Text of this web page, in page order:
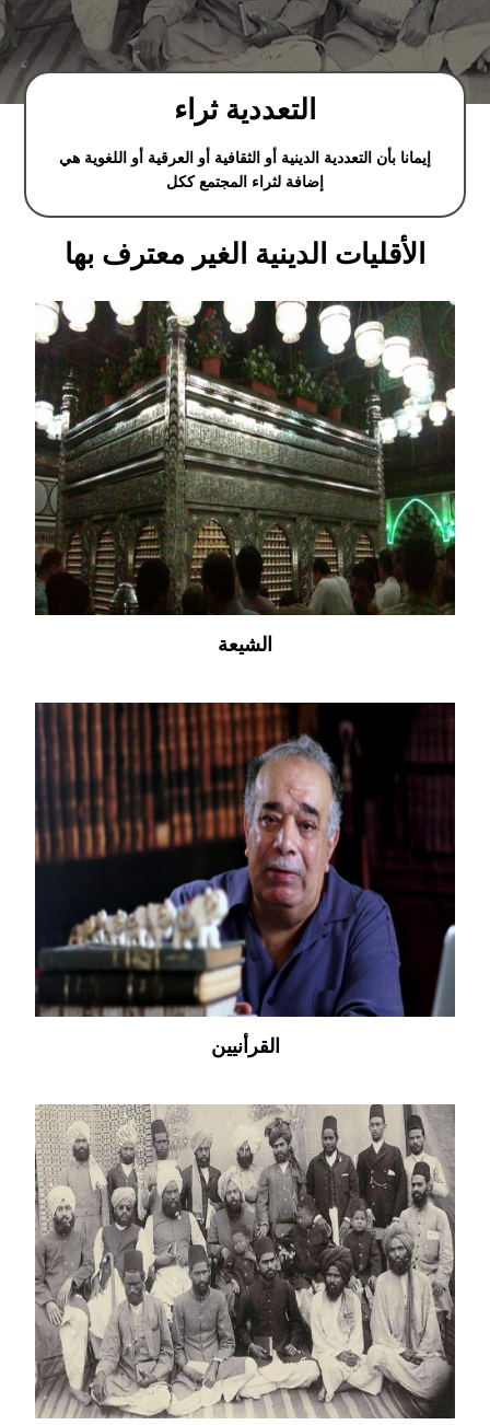
التعددية ثراء
إيمانا بأن التعددية الدينية أو الثقافية أو العرقية أو اللغوية هي
إضافة لثراء المجتمع ككل
الأقليات الدينية الغير معترف بها
الشيعة
القرأنيين